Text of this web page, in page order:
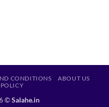
CONDITIONS
ABOUT US
©Salahe.in